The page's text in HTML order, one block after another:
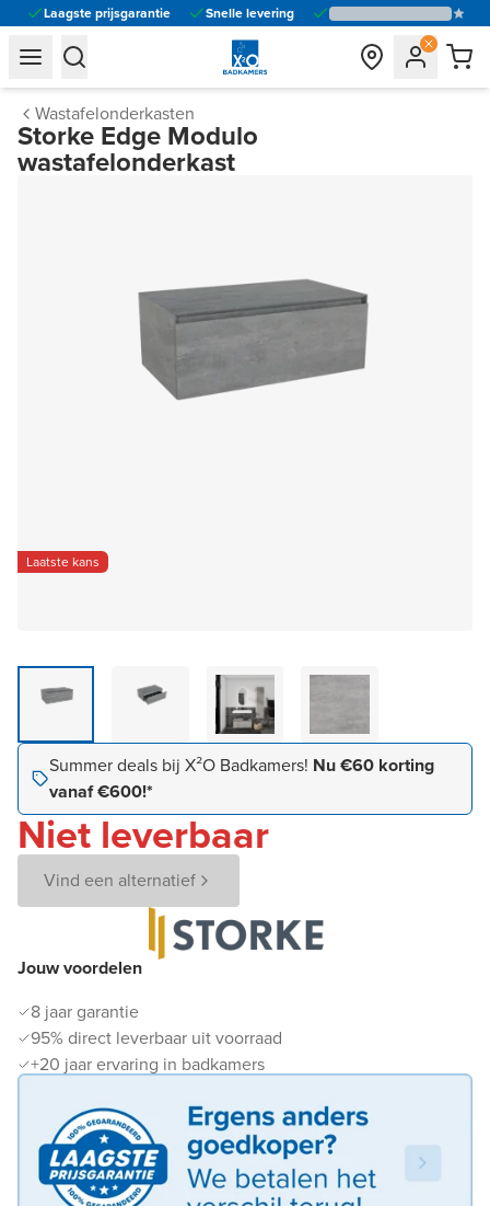
Laagste prijsgarantie Snelle levering
general.navigation.toggle_menu.label
general.navigation.toggle_menu.label
Wastafelonderkasten
Storke Edge Modulo
wastafelonderkast
Laatste kans
Jouw voordelen
8 jaar garantie
95% direct leverbaar uit voorraad
+20 jaar ervaring in badkamers
Summer deals bij X²O Badkamers! Nu €60 korting
vanaf €600!*
Niet leverbaar
Vind een alternatief